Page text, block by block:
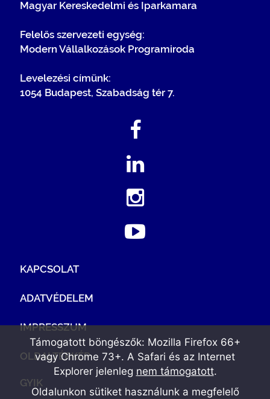
Magyar Kereskedelmi és Iparkamara
Felelős szervezeti egység:
Modern Vállalkozások Programiroda
Levelezési címünk:
1054 Budapest, Szabadság tér 7.
KAPCSOLAT
ADATVÉDELEM
IMPRESSZUM
OLDALTÉRKÉP
GYIK
Támogatott böngészők: Mozilla Firefox 66+
vagy Chrome 73+. A Safari és az Internet
Explorer jelenleg nem támogatott.
Oldalunkon sütiket használunk a megfelelő